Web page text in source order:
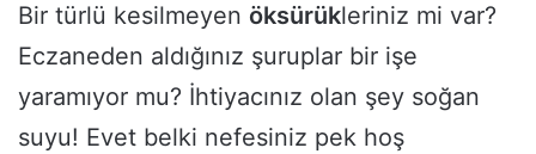
Bir türlü kesilmeyen öksürükleriniz mi var?
Eczaneden aldığınız şuruplar bir işe
yaramıyor mu? İhtiyacınız olan şey soğan
suyu! Evet belki nefesiniz pek hoş